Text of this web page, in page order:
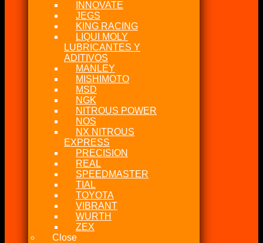
INNOVATE
JEGS
KING RACING
LIQUI MOLY
LUBRICANTES Y
ADITIVOS
MANLEY
MISHIMOTO
MSD
NGK
NITROUS POWER
NOS
NX NITROUS
EXPRESS
PRECISION
REAL
SPEEDMASTER
TIAL
TOYOTA
VIBRANT
WURTH
ZEX
Close